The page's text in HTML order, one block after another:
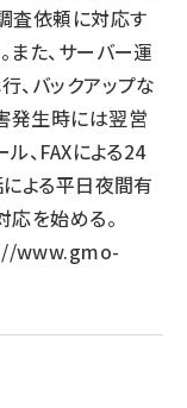
査依頼に対応す
また、サーバー運
、バックアップな
発生時には翌営
、FAXによる24
よる平日夜間有
を始める。
www.gmo-